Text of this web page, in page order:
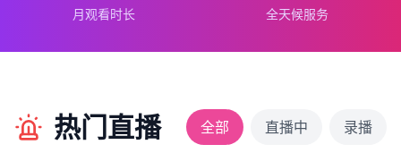
月观看时长 全天候服务
热门直播 全部 直播中 录播